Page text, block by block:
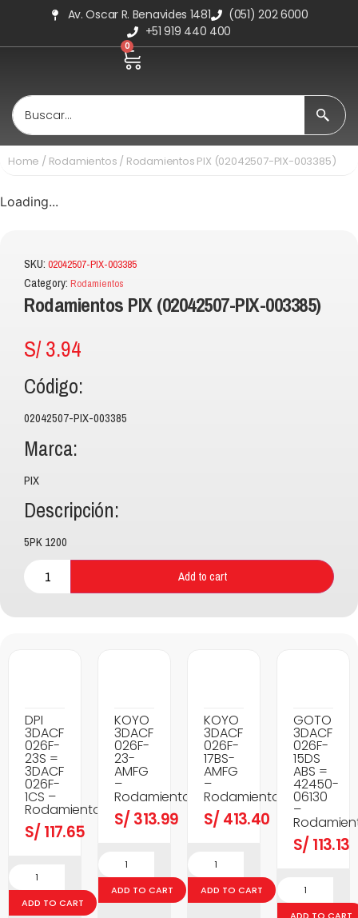
Av. Oscar R. Benavides 1481
(051) 202 6000
+51 919 440 400
0
Home / Rodamientos / Rodamientos PIX (02042507-PIX-003385)
Loading...
SKU: 02042507-PIX-003385
Category: Rodamientos
Rodamientos PIX (02042507-PIX-003385)
S/3.94
Código:
02042507-PIX-003385
Marca:
PIX
Descripción:
5PK 1200
Add to cart
DPI
3DACF
026F-
23S =
3DACF
026F-
1CS –
Rodamientos
S/ 117.65
ADD TO CART
KOYO
3DACF
026F-
23-
AMFG
–
Rodamientos
S/ 313.99
ADD TO CART
KOYO
3DACF
026F-
17BS-
AMFG
–
Rodamientos
S/ 413.40
ADD TO CART
GOTO
3DACF
026F-
15DS
ABS =
42450-
06130
–
S/ 113.13
ADD TO CART